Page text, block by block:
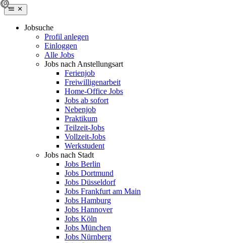
Jobsuche
Profil anlegen
Einloggen
Alle Jobs
Jobs nach Anstellungsart
Ferienjob
Freiwilligenarbeit
Home-Office Jobs
Jobs ab sofort
Nebenjob
Praktikum
Teilzeit-Jobs
Vollzeit-Jobs
Werkstudent
Jobs nach Stadt
Jobs Berlin
Jobs Dortmund
Jobs Düsseldorf
Jobs Frankfurt am Main
Jobs Hamburg
Jobs Hannover
Jobs Köln
Jobs München
Jobs Nürnberg